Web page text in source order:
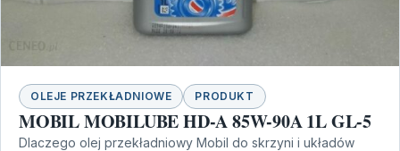
OLEJE PRZEKŁADNIOWE PRODUKT
MOBIL MOBILUBE HD-A 85W-90A 1L GL-5
Dlaczego olej przekładniowy Mobil do skrzyni i układów